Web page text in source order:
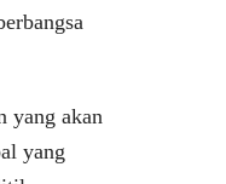
yang akan
yang